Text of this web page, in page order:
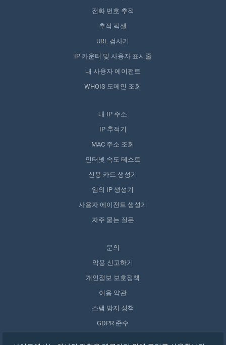
전화 번호 추적
추적 픽셀
URL 검사기
IP 카운터 및 사용자 표시줄
내 사용자 에이전트
WHOIS 도메인 조회
내 IP 주소
IP 추적기
MAC 주소 조회
인터넷 속도 테스트
신용 카드 생성기
임의 IP 생성기
사용자 에이전트 생성기
자주 묻는 질문
문의
악용 신고하기
개인정보 보호정책
이용 약관
스팸 방지 정책
GDPR 준수